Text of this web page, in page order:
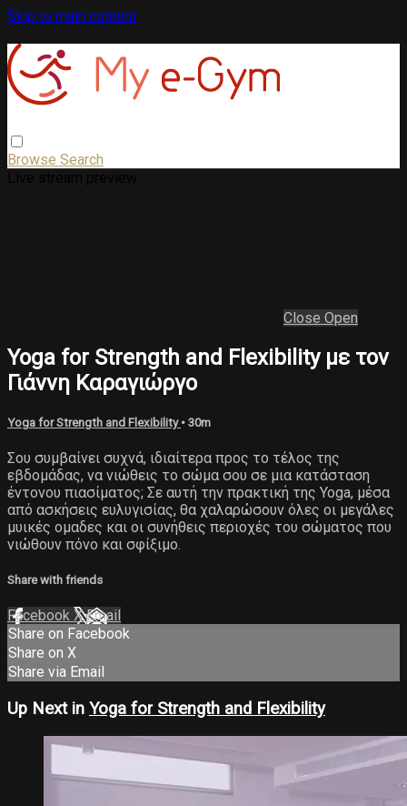
Skip to main content
Browse Search
Close Open
Yoga for Strength and Flexibility με τον
Γιάννη Καραγιώργο
Yoga for Strength and Flexibility • 30m
Σου συμβαίνει συχνά, ιδιαίτερα προς το τέλος της
εβδομάδας, να νιώθεις το σώμα σου σε μια κατάσταση
έντονου πιασίματος; Σε αυτή την πρακτική της Yoga, μέσα
από ασκήσεις ευλυγισίας, θα χαλαρώσουν όλες οι μεγάλες
μυικές ομαδες και οι συνήθεις περιοχές του σώματος που
νιώθουν πόνο και σφίξιμο.
Share with friends
Facebook XEmail
Share on Facebook
Share on X
Share via Email
Up Next in Yoga for Strength and Flexibility